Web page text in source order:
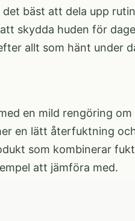
bäst att dela upp
skydda huden för
allt som hänt under
en mild rengöring
en lätt återfuktning
som kombinerar
att jämföra med.